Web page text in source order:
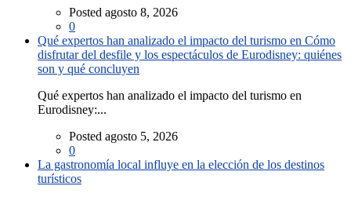
Posted agosto 8, 2026
0
Qué expertos han analizado el impacto del turismo en Cómo
disfrutar del desfile y los espectáculos de Eurodisney: quiénes
son y qué concluyen
Qué expertos han analizado el impacto del turismo en
Eurodisney:...
Posted agosto 5, 2026
0
La gastronomía local influye en la elección de los destinos
turísticos